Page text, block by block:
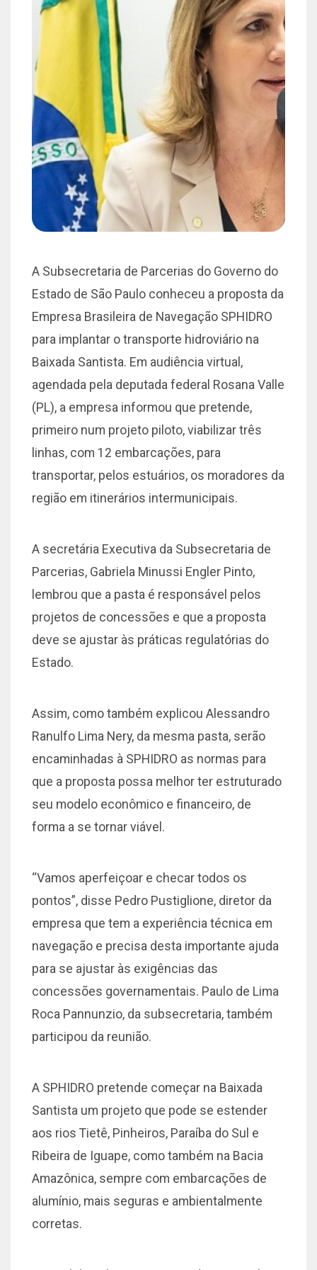
A Subsecretaria de Parcerias do Governo do
Estado de São Paulo conheceu a proposta da
Empresa Brasileira de Navegação SPHIDRO
para implantar o transporte hidroviário na
Baixada Santista. Em audiência virtual,
agendada pela deputada federal Rosana Valle
(PL), a empresa informou que pretende,
primeiro num projeto piloto, viabilizar três
linhas, com 12 embarcações, para
transportar, pelos estuários, os moradores da
região em itinerários intermunicipais.
A secretária Executiva da Subsecretaria de
Parcerias, Gabriela Minussi Engler Pinto,
lembrou que a pasta é responsável pelos
projetos de concessões e que a proposta
deve se ajustar às práticas regulatórias do
Estado.
Assim, como também explicou Alessandro
Ranulfo Lima Nery, da mesma pasta, serão
encaminhadas à SPHIDRO as normas para
que a proposta possa melhor ter estruturado
seu modelo econômico e financeiro, de
forma a se tornar viável.
“Vamos aperfeiçoar e checar todos os
pontos”, disse Pedro Pustiglione, diretor da
empresa que tem a experiência técnica em
navegação e precisa desta importante ajuda
para se ajustar às exigências das
concessões governamentais. Paulo de Lima
Roca Pannunzio, da subsecretaria, também
participou da reunião.
A SPHIDRO pretende começar na Baixada
Santista um projeto que pode se estender
aos rios Tietê, Pinheiros, Paraíba do Sul e
Ribeira de Iguape, como também na Bacia
Amazônica, sempre com embarcações de
alumínio, mais seguras e ambientalmente
corretas.